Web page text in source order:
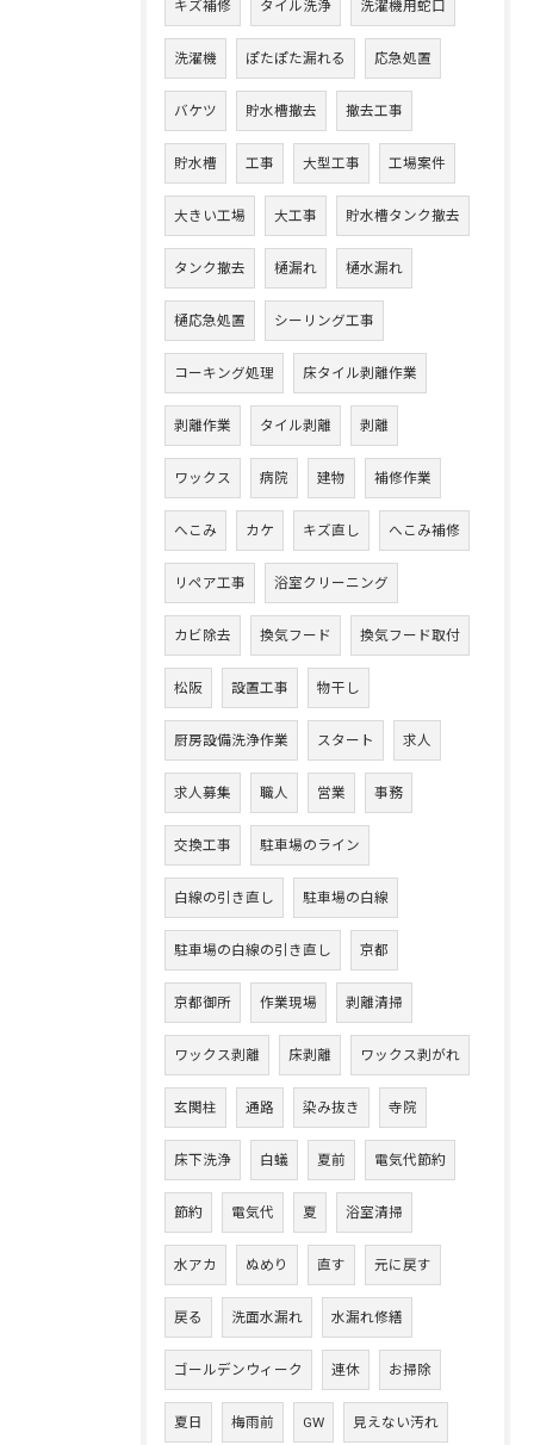
キズ補修 タイル洗浄 洗濯機用蛇口
洗濯機 ぽたぽた漏れる 応急処置
バケツ 貯水槽撤去 撤去工事
貯水槽 工事 大型工事 工場案件
大きい工場 大工事 貯水槽タンク撤去
タンク撤去 樋漏れ 樋水漏れ
樋応急処置 シーリング工事
コーキング処理 床タイル剥離作業
剥離作業 タイル剥離 剥離
ワックス 病院 建物 補修作業
へこみ カケ キズ直し へこみ補修
リペア工事 浴室クリーニング
カビ除去 換気フード 換気フード取付
松阪 設置工事 物干し
厨房設備洗浄作業 スタート 求人
求人募集 職人 営業 事務
交換工事 駐車場のライン
白線の引き直し 駐車場の白線
駐車場の白線の引き直し 京都
京都御所 作業現場 剥離清掃
ワックス剥離 床剥離 ワックス剥がれ
玄関柱 通路 染み抜き 寺院
床下洗浄 白蟻 夏前 電気代節約
節約 電気代 夏 浴室清掃
水アカ ぬめり 直す 元に戻す
戻る 洗面水漏れ 水漏れ修繕
ゴールデンウィーク 連休 お掃除
夏日 梅雨前 GW 見えない汚れ